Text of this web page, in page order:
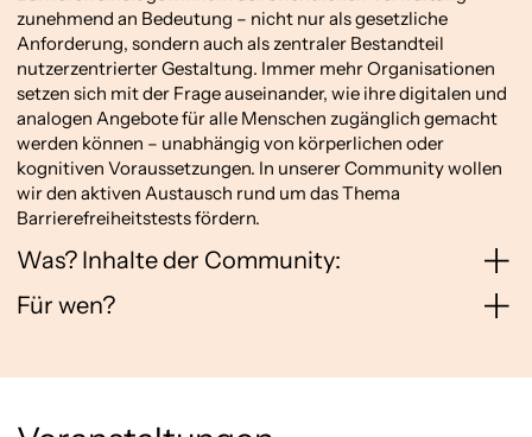
zunehmend an Bedeutung – nicht nur als gesetzliche
Anforderung, sondern auch als zentraler Bestandteil
nutzerzentrierter Gestaltung. Immer mehr Organisationen
setzen sich mit der Frage auseinander, wie ihre digitalen und
analogen Angebote für alle Menschen zugänglich gemacht
werden können – unabhängig von körperlichen oder
kognitiven Voraussetzungen. In unserer Community wollen
wir den aktiven Austausch rund um das Thema
Barrierefreiheitstests fördern.
Was? Inhalte der Community:
Für wen?